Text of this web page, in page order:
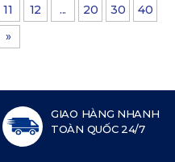
11 12 ... 20 30
40
»
GIAO HÀNG NHANH
TOÀN QUỐC 24/7